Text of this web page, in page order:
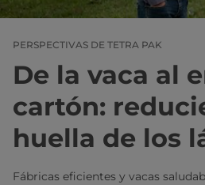
PERSPECTIVAS DE TETRA PAK
De la vaca al
cartón:
huella de los
Fábricas eficientes y vacas